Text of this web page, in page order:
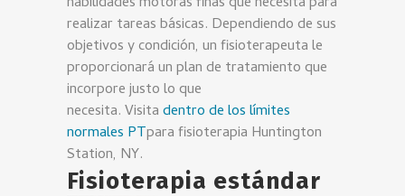
realizar tareas básicas. Dependiendo de sus
objetivos y condición, un fisioterapeuta le
proporcionará un plan de tratamiento que
incorpore justo lo que
necesita. Visitadentro de los límites
normales PTpara fisioterapia Huntington
Station, NY.
Fisioterapia estándar